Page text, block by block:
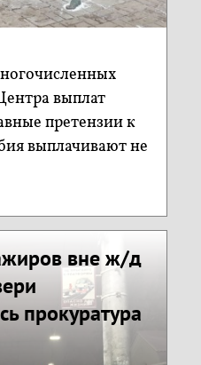
выплат
претензии к
выплачивают не
вне ж/д
прокуратура